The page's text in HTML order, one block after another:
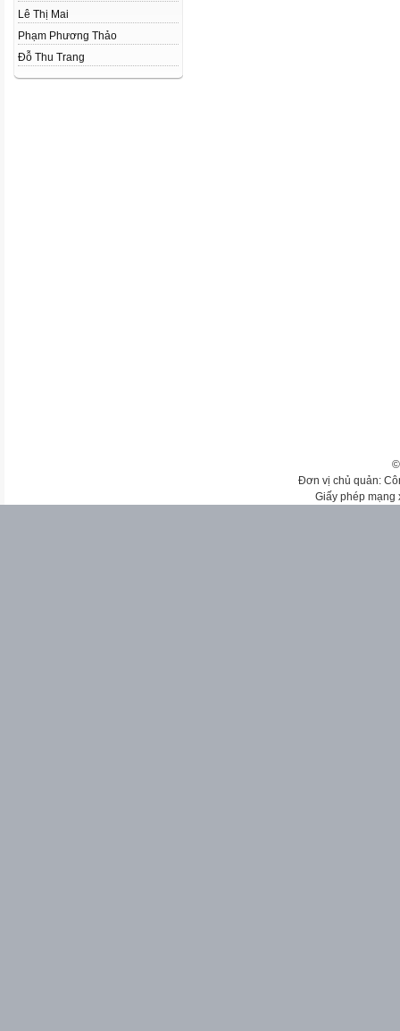
Lê Thị Mai
Phạm Phương Thảo
Đỗ Thu Trang
Đơn vị chủ quản:
Giấy phép mạng